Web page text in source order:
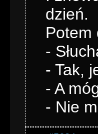
dzień.
Potem
-
- Tak,
- A
- Nie